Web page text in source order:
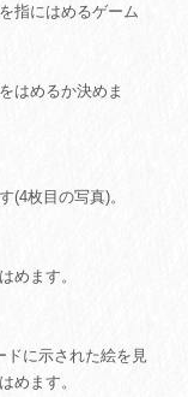
指にはめるゲーム
はめるか決めま
(4枚目の写真)。
めます。
に示された絵を見
めます。